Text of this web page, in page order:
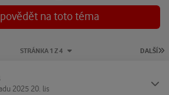
na toto téma
DALŠÍ
STRÁNKA 1 Z 4
2025 20. lis